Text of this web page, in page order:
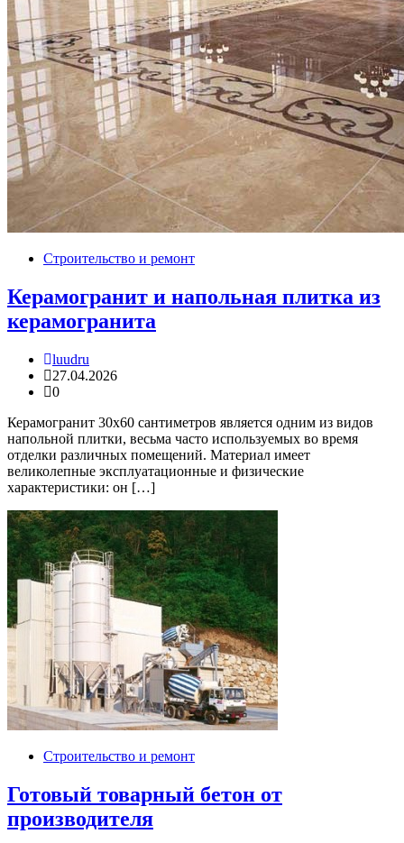
Строительство и ремонт
Керамогранит и напольная плитка из
керамогранита
luudru
27.04.2026
0
Керамогранит 30х60 сантиметров является одним из видов
напольной плитки, весьма часто используемых во время
отделки различных помещений. Материал имеет
великолепные эксплуатационные и физические
характеристики: он […]
Строительство и ремонт
Готовый товарный бетон от
производителя